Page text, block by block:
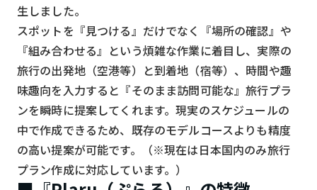
生しました。
スポットを『見つける』だけでなく『場所の確認』や
『組み合わせる』という煩雑な作業に着目し、実際の
旅行の出発地（空港等）と到着地（宿等）、時間や趣
味趣向を入力すると『そのまま訪問可能な』旅行プラ
ンを瞬時に提案してくれます。現実のスケジュールの
中で作成できるため、既存のモデルコースよりも精度
の高い提案が可能です。（※現在は日本国内のみ旅行
プラン作成に対応しています。）